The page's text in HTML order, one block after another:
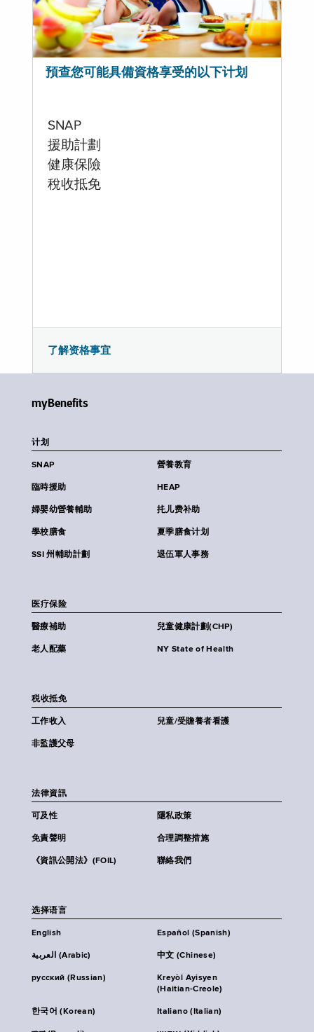
預查您可能具備資格享受的以下计划
SNAP
援助計劃
健康保險
稅收抵免
了解资格事宜
myBenefits
计划
SNAP 營養教育
臨時援助 HEAP
婦嬰幼營養輔助 扥儿费补助
學校膳食 夏季膳食计划
SSI 州輔助計劃 退伍軍人事務
医疗保险
醫療補助 兒童健康計劃(CHP)
老人配藥 NY State of Health
税收抵免
工作收入 兒童/受贍養者看護
非監護父母
法律資訊
可及性 隱私政策
免責聲明 合理調整措施
《資訊公開法》(FOIL) 聯絡我們
选择语言
English Español (Spanish)
العربية (Arabic) 中文 (Chinese)
русский (Russian)
Kreyòl Ayisyen
(Haitian-Creole)
한국어 (Korean) Italiano (Italian)